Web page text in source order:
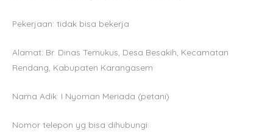
Pekerjaan: tidak bisa bekerja
Alamat: Br. Dinas Temukus, Desa Besakih, Kecamatan
Rendang, Kabupaten Karangasem
Nama Adik: I Nyoman Meriada (petani)
Nomor telepon yg bisa dihubungi: